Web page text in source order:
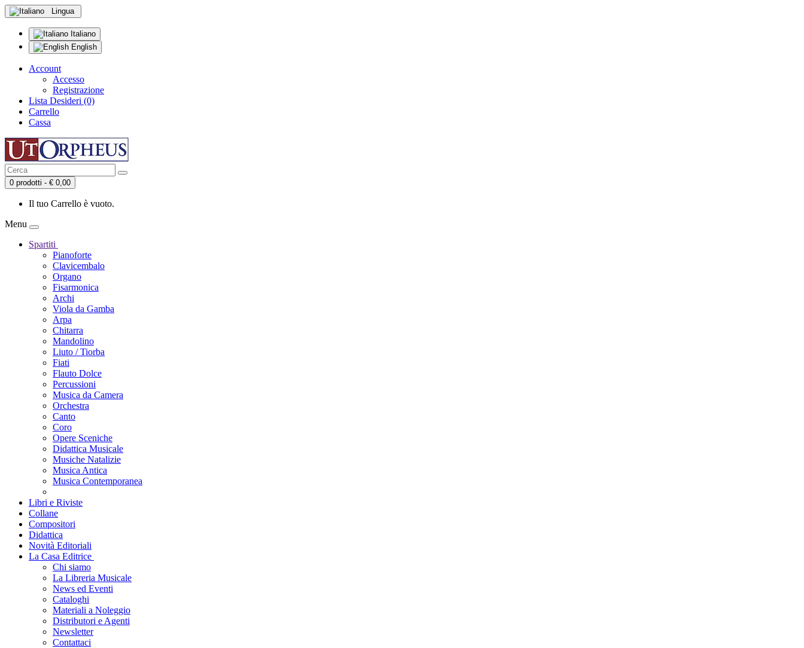
Lingua
Italiano
English
Account
Accesso
Registrazione
Lista Desideri (0)
Carrello
Cassa
0 prodotti - € 0,00
Il tuo Carrello è vuoto.
Menu
Spartiti
Pianoforte
Clavicembalo
Organo
Fisarmonica
Archi
Viola da Gamba
Arpa
Chitarra
Mandolino
Liuto / Tiorba
Fiati
Flauto Dolce
Percussioni
Musica da Camera
Orchestra
Canto
Coro
Opere Sceniche
Didattica Musicale
Musiche Natalizie
Musica Antica
Musica Contemporanea
Libri e Riviste
Collane
Compositori
Didattica
Novità Editoriali
La Casa Editrice
Chi siamo
La Libreria Musicale
News ed Eventi
Cataloghi
Materiali a Noleggio
Distributori e Agenti
Newsletter
Contattaci